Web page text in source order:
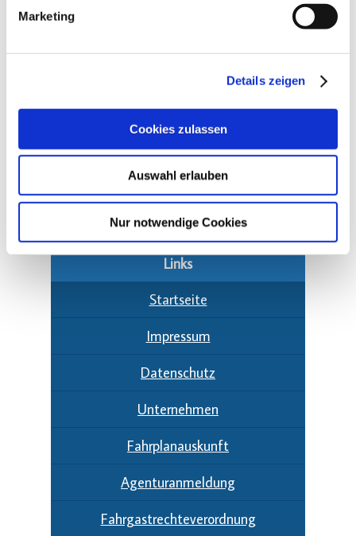
Marketing
Details zeigen
Cookies zulassen
Auswahl erlauben
Nur notwendige Cookies
Kontakt
SVG GmbH & Co. KG
Trift 1
25980 Sylt / OT Westerland
Tel.: 0 46 51 / 83 61 00
info@svg-busreisen.de
Links
Startseite
Impressum
Datenschutz
Unternehmen
Fahrplanauskunft
Agenturanmeldung
Fahrgastrechteverordnung